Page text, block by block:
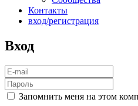
Контакты
вход/регистрация
Вход
Запомнить меня на этом